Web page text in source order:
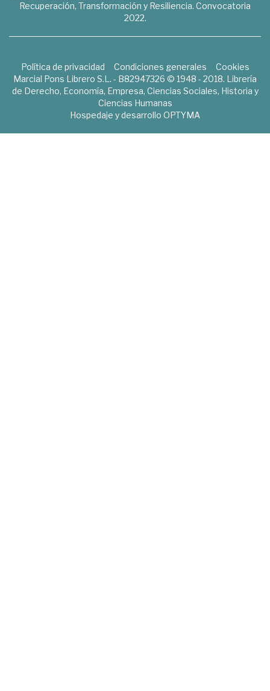
Recuperación, Transformación y Resiliencia. Convocatoria
2022.
Política de privacidad Condiciones generales
Cookies
Marcial Pons Librero S.L. - B82947326 © 1948 - 2018. Librería
de Derecho, Economía, Empresa, Ciencias Sociales, Historia y
Ciencias Humanas
Hospedaje y desarrollo OPTYMA